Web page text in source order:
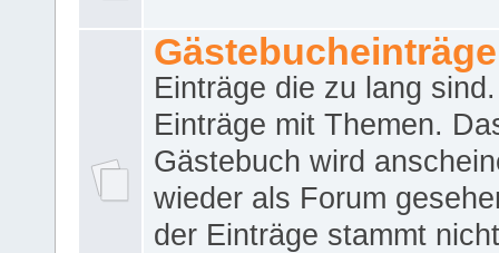
Gästebucheinträge
Einträge die zu lang
Einträge mit Themen.
Gästebuch wird
wieder als Forum
der Einträge stammt